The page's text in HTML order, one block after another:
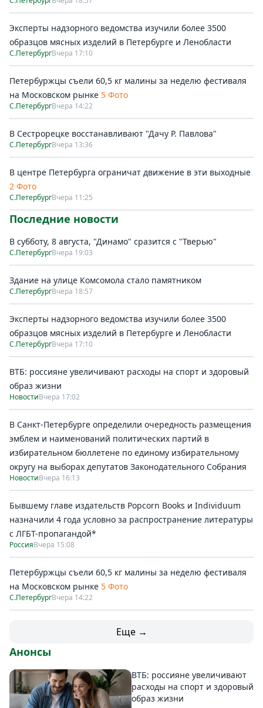
Эксперты надзорного ведомства изучили более 3500
образцов мясных изделий в Петербурге и Ленобласти
С.ПетербургВчера 17:10
Петербуржцы съели 60,5 кг малины за неделю фестиваля
на Московском рынке 5 Фото
С.ПетербургВчера 14:22
В Сестрорецке восстанавливают "Дачу Р. Павлова"
С.ПетербургВчера 13:36
В центре Петербурга ограничат движение в эти выходные
2 Фото
С.ПетербургВчера 11:25
Последние новости
В субботу, 8 августа, "Динамо" сразится с "Тверью"
С.ПетербургВчера 19:03
Здание на улице Комсомола стало памятником
С.ПетербургВчера 18:57
Эксперты надзорного ведомства изучили более 3500
образцов мясных изделий в Петербурге и Ленобласти
С.ПетербургВчера 17:10
ВТБ: россияне увеличивают расходы на спорт и здоровый
образ жизни
НовостиВчера 17:02
В Санкт-Петербурге определили очередность размещения
эмблем и наименований политических партий в
избирательном бюллетене по единому избирательному
округу на выборах депутатов Законодательного Собрания
НовостиВчера 16:13
Бывшему главе издательств Popcorn Books и Individuum
назначили 4 года условно за распространение литературы
с ЛГБТ-пропагандой*
РоссияВчера 15:08
Петербуржцы съели 60,5 кг малины за неделю фестиваля
на Московском рынке 5 Фото
С.ПетербургВчера 14:22
Еще →
Анонсы
ВТБ: россияне увеличивают
расходы на спорт и здоровый
образ жизни